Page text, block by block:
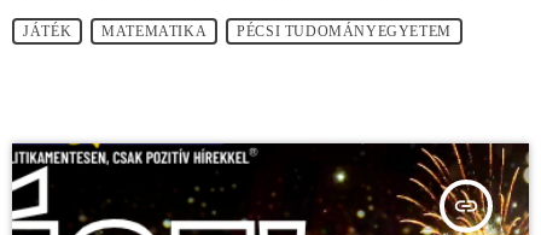
JÁTÉK MATEMATIKA PÉCSI TUDOMÁNYEGYETEM
insert_link